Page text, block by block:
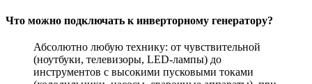
Что можно подключать к инверторному генератору?
Абсолютно любую технику: от чувствительной
(ноутбуки, телевизоры, LED-лампы) до
инструментов с высокими пусковыми токами